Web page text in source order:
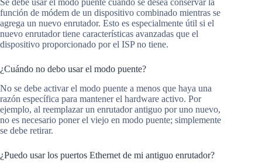
Se debe usar el modo puente cuando se desea conservar la
función de módem de un dispositivo combinado mientras se
agrega un nuevo enrutador. Esto es especialmente útil si el
nuevo enrutador tiene características avanzadas que el
dispositivo proporcionado por el ISP no tiene.
¿Cuándo no debo usar el modo puente?
No se debe activar el modo puente a menos que haya una
razón específica para mantener el hardware activo. Por
ejemplo, al reemplazar un enrutador antiguo por uno nuevo,
no es necesario poner el viejo en modo puente; simplemente
se debe retirar.
¿Puedo usar los puertos Ethernet de mi antiguo enrutador?